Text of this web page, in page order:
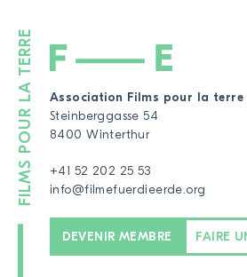
Association Films pour la terre
Steinberggasse 54
8400 Winterthur
+41 52 202 25 53
info@filmefuerdieerde.org
DEVENIR MEMBRE FAIRE